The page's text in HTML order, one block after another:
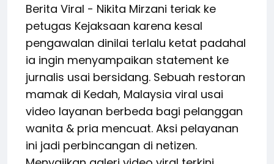
Berita Viral - Nikita Mirzani teriak ke
petugas Kejaksaan karena kesal
pengawalan dinilai terlalu ketat padahal
ia ingin menyampaikan statement ke
jurnalis usai bersidang. Sebuah restoran
mamak di Kedah, Malaysia viral usai
video layanan berbeda bagi pelanggan
wanita & pria mencuat. Aksi pelayanan
ini jadi perbincangan di netizen.